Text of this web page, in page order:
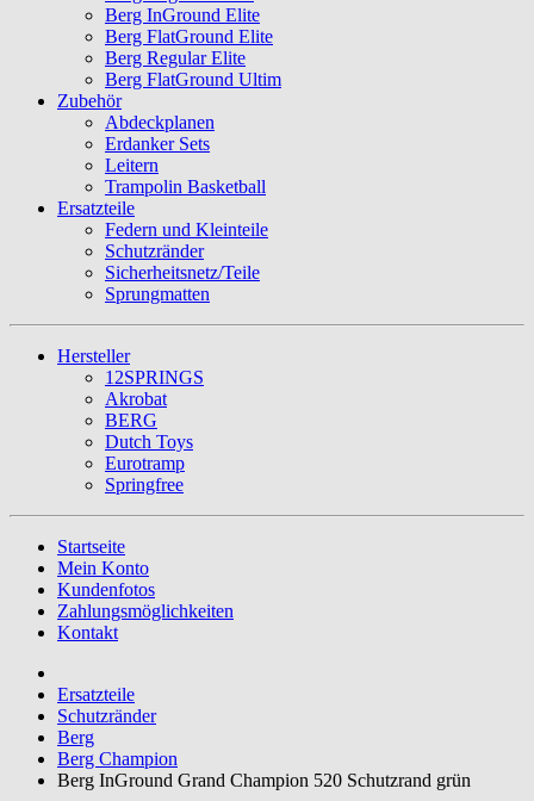
Berg InGround Elite
Berg FlatGround Elite
Berg Regular Elite
Berg FlatGround Ultim
Zubehör
Abdeckplanen
Erdanker Sets
Leitern
Trampolin Basketball
Ersatzteile
Federn und Kleinteile
Schutzränder
Sicherheitsnetz/Teile
Sprungmatten
Hersteller
12SPRINGS
Akrobat
BERG
Dutch Toys
Eurotramp
Springfree
Startseite
Mein Konto
Kundenfotos
Zahlungsmöglichkeiten
Kontakt
Ersatzteile
Schutzränder
Berg
Berg Champion
Berg InGround Grand Champion 520 Schutzrand grün